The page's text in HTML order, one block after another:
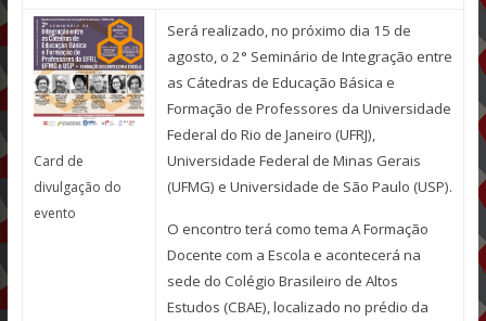
Card de
divulgação do
evento
Será realizado, no próximo dia 15 de
agosto, o 2° Seminário de Integração entre
as Cátedras de Educação Básica e
Formação de Professores da Universidade
Federal do Rio de Janeiro (UFRJ),
Universidade Federal de Minas Gerais
(UFMG) e Universidade de São Paulo (USP).
O encontro terá como tema A Formação
Docente com a Escola e acontecerá na
sede do Colégio Brasileiro de Altos
Estudos (CBAE), localizado no prédio da